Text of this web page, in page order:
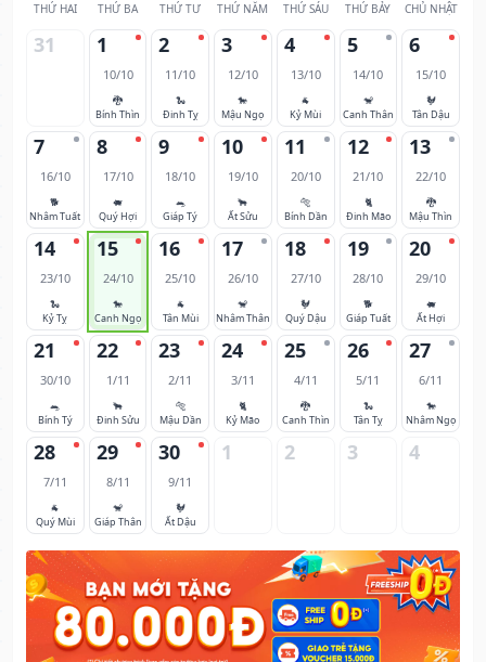
THỨ HAI THỨ BA THỨ TƯ THỨ NĂM THỨ SÁU THỨ BẢY CHỦ NHẬT
31 1
10/10
🐉
Bính Thìn
2
11/10
🐍
Đinh Tỵ
3
12/10
🐎
Mậu Ngọ
4
13/10
🐐
Kỷ Mùi
5
14/10
🐒
Canh Thân
6
15/10
🐓
Tân Dậu
7
16/10
🐕
Nhâm Tuất
8
17/10
🐖
Quý Hợi
9
18/10
🐀
Giáp Tý
10
19/10
🐂
Ất Sửu
11
20/10
🐅
Bính Dần
12
21/10
🐈
Đinh Mão
13
22/10
🐉
Mậu Thìn
14
23/10
🐍
Kỷ Tỵ
15
24/10
🐎
Canh Ngọ
16
25/10
🐐
Tân Mùi
17
26/10
🐒
Nhâm Thân
18
27/10
🐓
Quý Dậu
19
28/10
🐕
Giáp Tuất
20
29/10
🐖
Ất Hợi
21
30/10
🐀
Bính Tý
22
1/11
🐂
Đinh Sửu
23
2/11
🐅
Mậu Dần
24
3/11
🐈
Kỷ Mão
25
4/11
🐉
Canh Thìn
26
5/11
🐍
Tân Tỵ
27
6/11
🐎
Nhâm Ngọ
28
7/11
🐐
Quý Mùi
29
8/11
🐒
Giáp Thân
30
9/11
🐓
Ất Dậu
1 2 3 4